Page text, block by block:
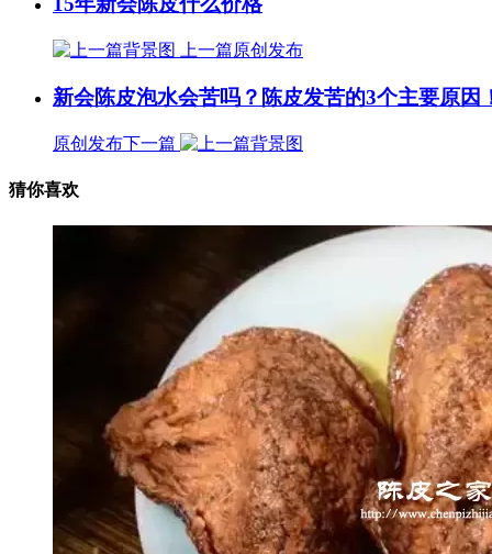
上一篇原创发布
新会陈皮泡水会苦吗？陈皮发苦的3个主要原因
原创发布下一篇
猜你喜欢